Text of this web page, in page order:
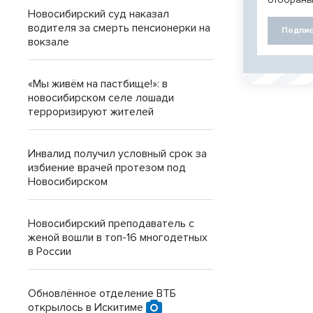
Новосибирский суд наказал
водителя за смерть пенсионерки на
вокзале
«Мы живём на пастбище!»: в
новосибирском селе лошади
терроризируют жителей
Инвалид получил условный срок за
избиение врачей протезом под
Новосибирском
Новосибирский преподаватель с
женой вошли в топ-16 многодетных
в России
Обновлённое отделение ВТБ
открылось в Искитиме